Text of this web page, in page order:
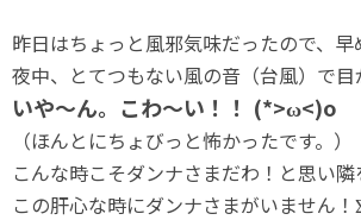
昨日はちょっと風邪気味だったので、
夜中、とてつもない風の音（台風）で目
いや～ん。こわ～い！！ (*>ω<)o
（ほんとにちょびっと怖かったです。）
こんな時こそダンナさまだわ！と思い隣
この肝心な時にダンナさまがいません